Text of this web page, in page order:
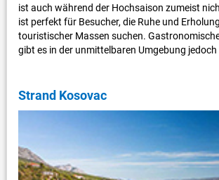
ist auch während der Hochsaison zumeist
ist perfekt für Besucher, die Ruhe und
touristischer Massen suchen.
gibt es in der unmittelbaren Umgebung
Strand Kosovac